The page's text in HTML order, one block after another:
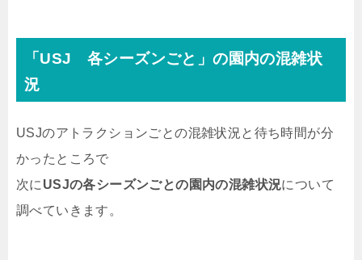
「USJ 各シーズンごと」の園内の混雑状
況
USJのアトラクションごとの混雑状況と待ち時間が分
かったところで
次に USJの各シーズンごとの園内の混雑状況について
調べていきます。